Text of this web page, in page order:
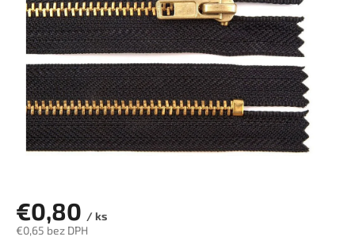
hviezdičiek.
€0,80 / ks
€0,65 bez DPH